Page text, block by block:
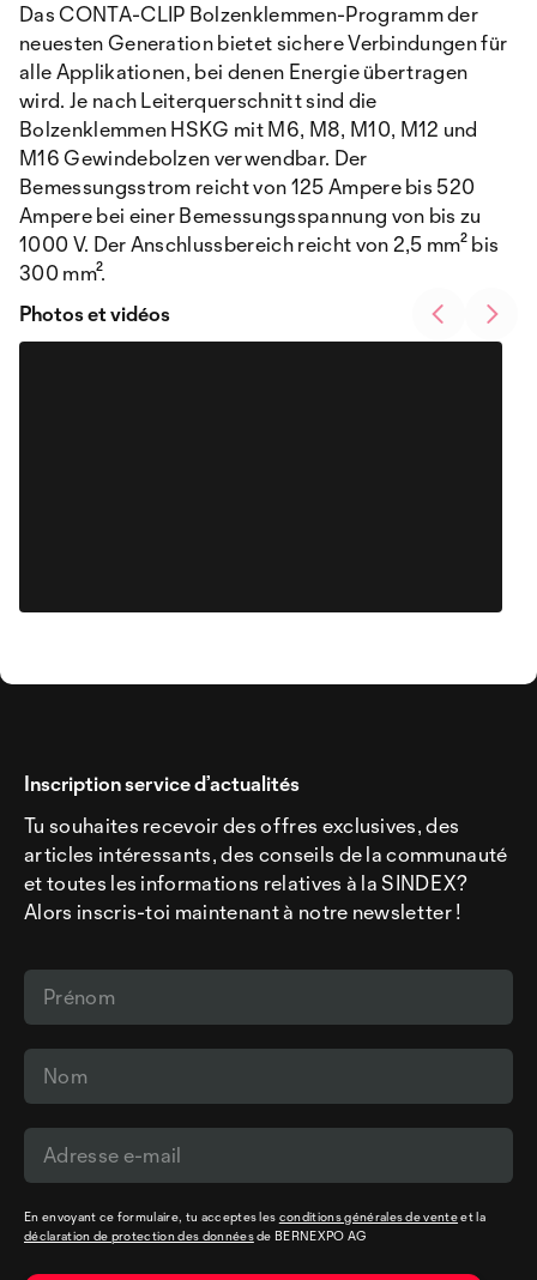
Das CONTA-CLIP Bolzenklemmen-Programm der
neuesten Generation bietet sichere Verbindungen für
alle Applikationen, bei denen Energie übertragen
wird. Je nach Leiterquerschnitt sind die
Bolzenklemmen HSKG mit M6, M8, M10, M12 und
M16 Gewindebolzen verwendbar. Der
Bemessungsstrom reicht von 125 Ampere bis 520
Ampere bei einer Bemessungsspannung von bis zu
1000 V. Der Anschlussbereich reicht von 2,5 mm² bis
300 mm².
Photos et vidéos
Inscription service d’actualités
Tu souhaites recevoir des offres exclusives, des
articles intéressants, des conseils de la communauté
et toutes les informations relatives à la SINDEX?
Alors inscris-toi maintenant à notre newsletter !
En envoyant ce formulaire, tu acceptes les conditions générales de venteet la
déclaration de protection des donnéesde BERNEXPO AG